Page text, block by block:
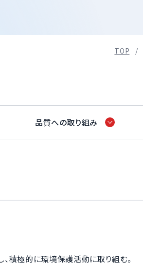
TOP
品質への取り組み
積極的に環境保護活動に取り組む。